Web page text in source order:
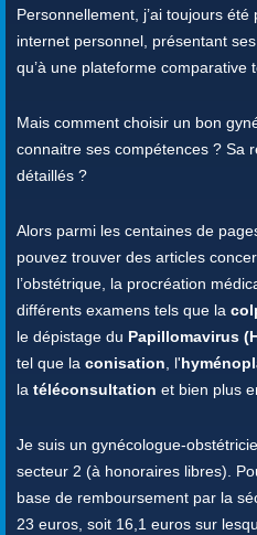
Personnellement, j’ai toujours
internet personnel, présentant
qu’à une plateforme comparative
Mais comment choisir un bon
connaitre ses compétences ? Sa
détaillés ?
Alors parmi les centaines de
pouvez trouver des articles
l’obstétrique, la procréation
différents examens tels que la
le dépistage du Papillomavirus
tel que la conisation, l'
la téléconsultation et bien plus
Je suis un gynécologue-
secteur 2 (à honoraires libres).
base de remboursement par la
23 euros, soit 16,1 euros sur